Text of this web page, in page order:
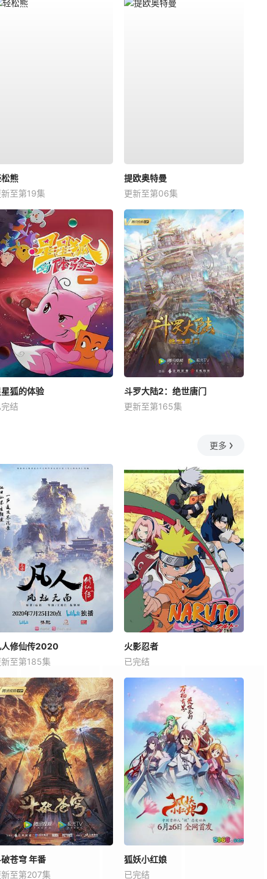
熊
至第19集
提欧奥特曼
更新至第06集
狐的体验
结
斗罗大陆2：绝世唐门
更新至第165集
更多
人修仙传2020
新至第185集
火影忍者
已完结
苍穹 年番
新至第207集
狐妖小红娘
已完结